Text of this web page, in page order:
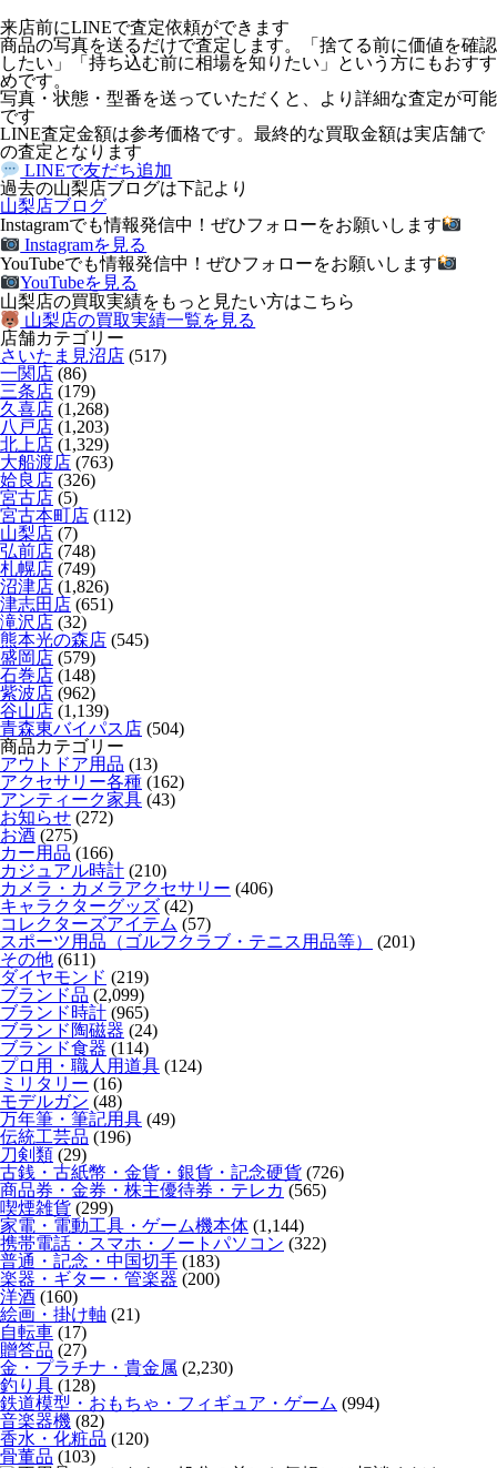
来店前にLINEで査定依頼ができます
商品の写真を送るだけで査定します。「捨てる前に価値を確認
したい」「持ち込む前に相場を知りたい」という方にもおすす
めです。
写真・状態・型番を送っていただくと、より詳細な査定が可能
です
LINE査定金額は参考価格です。最終的な買取金額は実店舗で
の査定となります
LINEで友だち追加
過去の山梨店ブログは下記より
山梨店ブログ
Instagramでも情報発信中！ぜひフォローをお願いします
Instagramを見る
YouTubeでも情報発信中！ぜひフォローをお願いします
YouTubeを見る
山梨店の買取実績をもっと見たい方はこちら
山梨店の買取実績一覧を見る
店舗カテゴリー
さいたま見沼店 (517)
一関店 (86)
三条店 (179)
久喜店 (1,268)
八戸店 (1,203)
北上店 (1,329)
大船渡店 (763)
姶良店 (326)
宮古店 (5)
宮古本町店 (112)
山梨店 (7)
弘前店 (748)
札幌店 (749)
沼津店 (1,826)
津志田店 (651)
滝沢店 (32)
熊本光の森店 (545)
盛岡店 (579)
石巻店 (148)
紫波店 (962)
谷山店 (1,139)
青森東バイパス店 (504)
商品カテゴリー
アウトドア用品 (13)
アクセサリー各種 (162)
アンティーク家具 (43)
お知らせ (272)
お酒 (275)
カー用品 (166)
カジュアル時計 (210)
カメラ・カメラアクセサリー (406)
キャラクターグッズ (42)
コレクターズアイテム (57)
スポーツ用品（ゴルフクラブ・テニス用品等）
(201)
その他 (611)
ダイヤモンド (219)
ブランド品 (2,099)
ブランド時計 (965)
ブランド陶磁器 (24)
ブランド食器 (114)
プロ用・職人用道具 (124)
ミリタリー (16)
モデルガン (48)
万年筆・筆記用具 (49)
伝統工芸品 (196)
刀剣類 (29)
古銭・古紙幣・金貨・銀貨・記念硬貨 (726)
商品券・金券・株主優待券・テレカ (565)
喫煙雑貨 (299)
家電・電動工具・ゲーム機本体 (1,144)
携帯電話・スマホ・ノートパソコン (322)
普通・記念・中国切手 (183)
楽器・ギター・管楽器 (200)
洋酒 (160)
絵画・掛け軸 (21)
自転車 (17)
贈答品 (27)
金・プラチナ・貴金属 (2,230)
釣り具 (128)
鉄道模型・おもちゃ・フィギュア・ゲーム (994)
音楽器機 (82)
香水・化粧品 (120)
骨董品 (103)